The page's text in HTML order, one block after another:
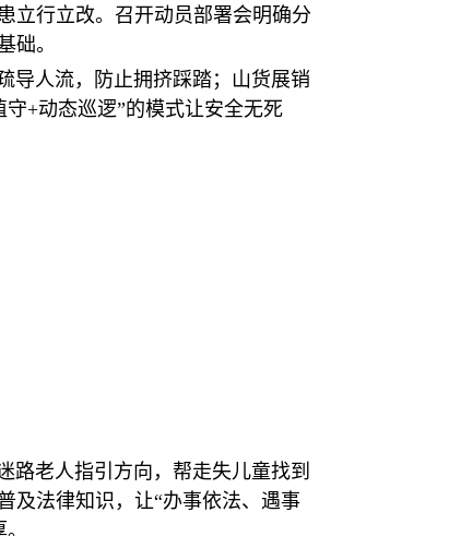
立行立改。召开动员部署会明确分
础。
导人流，防止拥挤踩踏；山货展销
+动态巡逻”的模式让安全无死
路老人指引方向，帮走失儿童找到
及法律知识，让“办事依法、遇事